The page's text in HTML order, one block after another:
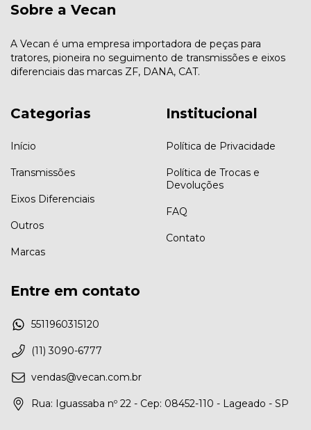
Sobre a Vecan
A Vecan é uma empresa importadora de peças para
tratores, pioneira no seguimento de transmissões e eixos
diferenciais das marcas ZF, DANA, CAT.
Categorias
Início
Transmissões
Eixos Diferenciais
Outros
Marcas
Institucional
Política de Privacidade
Política de Trocas e
Devoluções
FAQ
Contato
Entre em contato
5511960315120
(11) 3090-6777
vendas@vecan.com.br
Rua: Iguassaba nº 22 - Cep: 08452-110 - Lageado - SP